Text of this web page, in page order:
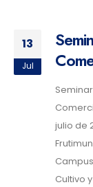
13
Jul
julio de
Cultivo